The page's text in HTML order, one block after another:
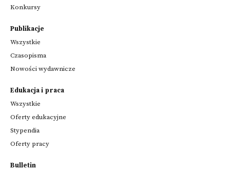
Konkursy
Publikacje
Wszystkie
Czasopisma
Nowości wydawnicze
Edukacja i praca
Wszystkie
Oferty edukacyjne
Stypendia
Oferty pracy
Bulletin